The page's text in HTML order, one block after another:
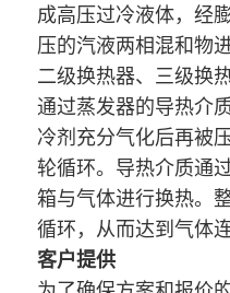
成高压过冷液体，经
压的汽液两相混和物
二级换热器、三级换
通过蒸发器的导热介
冷剂充分气化后再被
轮循环。导热介质通
箱与气体进行换热。
循环，从而达到气体
客户提供